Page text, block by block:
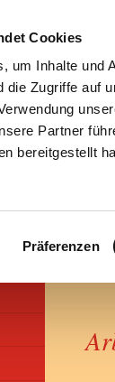
Cookies
um Inhalte und
die Zugriffe auf
Partner
bereitgestellt
Präferenzen